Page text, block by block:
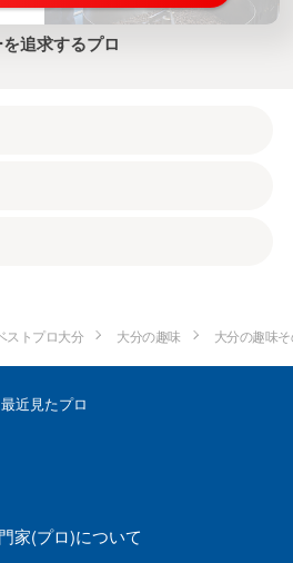
追求するプロ
ストプロ大分 大分の趣味 大分の趣味
最近見たプロ
家(プロ)について